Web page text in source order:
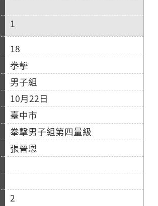
1
18
拳擊
男子組
10月22日
臺中市
拳擊男子組第四量級
張晉恩
2